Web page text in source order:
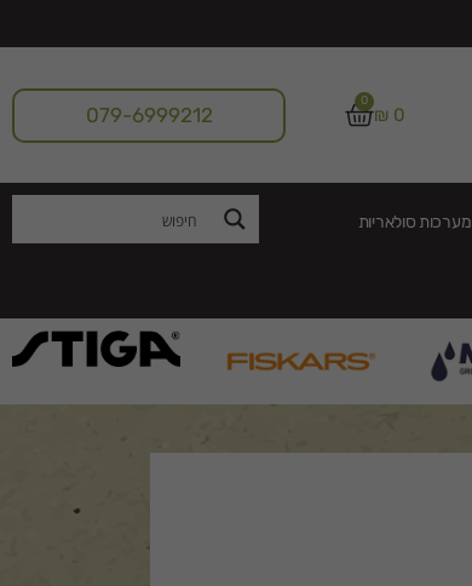
₪0
0
079-6999212
מערכות סולאריות